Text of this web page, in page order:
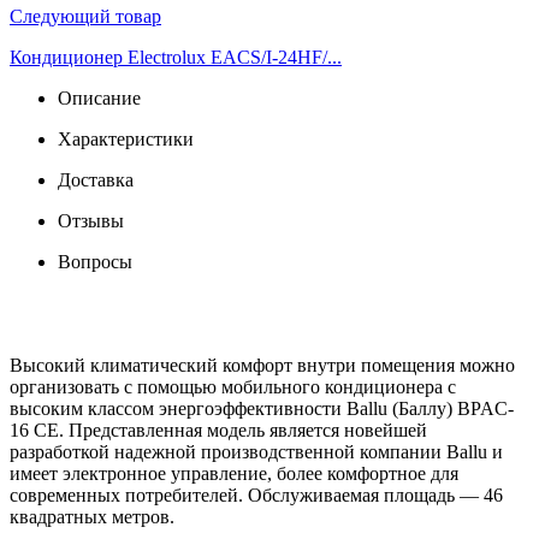
Следующий товар
Кондиционер Electrolux EACS/I-24HF/...
Описание
Характеристики
Доставка
Отзывы
Вопросы
Высокий климатический комфорт внутри помещения можно
организовать с помощью мобильного кондиционера с
высоким классом энергоэффективности Ballu (Баллу) BPAC-
16 CE. Представленная модель является новейшей
разработкой надежной производственной компании Ballu и
имеет электронное управление, более комфортное для
современных потребителей. Обслуживаемая площадь — 46
квадратных метров.